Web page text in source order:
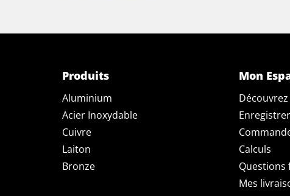
Produits
Aluminium
Acier Inoxydable
Cuivre
Laiton
Bronze
Mon
Enregistrer
Calculs
Questions
Mes